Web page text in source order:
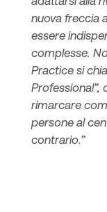
nuova freccia
essere
complesse.
Practice si
Professional”,
rimarcare
persone al
contrario.”